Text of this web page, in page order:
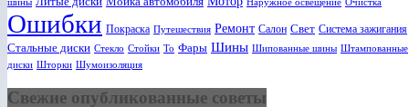
Ошибки Покраска Путешествия Ремонт Салон Свет Система зажигания
Стальные диски Стекло Стойки То Фары Шины Шипованные шины Штампованные
диски Шторки Шумоизоляция
Свежие опубликованные советы